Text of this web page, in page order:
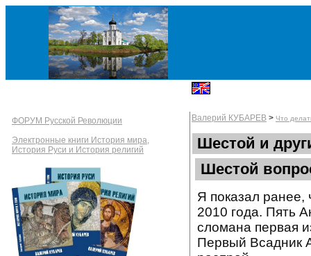
ФОРУМ Русской Революции
Электронные книги История мира,
История Руси и История религий
Валерий КУБАРЕВ > Что
Шестой и
Шестой
Я показал ранее,
2010 года. Пять
сломана первая
Первый Всадник